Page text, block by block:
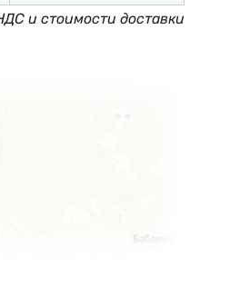
и стоимости доставки